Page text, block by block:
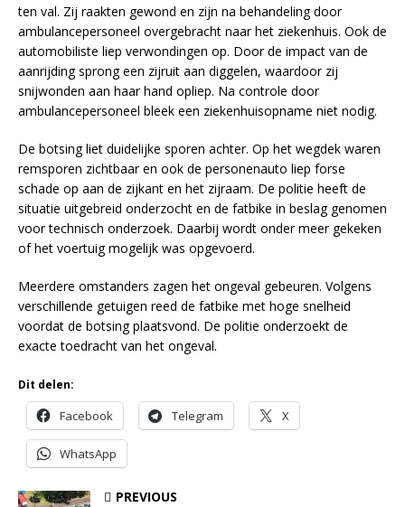
ten val. Zij raakten gewond en zijn na behandeling door
ambulancepersoneel overgebracht naar het ziekenhuis. Ook de
automobiliste liep verwondingen op. Door de impact van de
aanrijding sprong een zijruit aan diggelen, waardoor zij
snijwonden aan haar hand opliep. Na controle door
ambulancepersoneel bleek een ziekenhuisopname niet nodig.
De botsing liet duidelijke sporen achter. Op het wegdek waren
remsporen zichtbaar en ook de personenauto liep forse
schade op aan de zijkant en het zijraam. De politie heeft de
situatie uitgebreid onderzocht en de fatbike in beslag genomen
voor technisch onderzoek. Daarbij wordt onder meer gekeken
of het voertuig mogelijk was opgevoerd.
Meerdere omstanders zagen het ongeval gebeuren. Volgens
verschillende getuigen reed de fatbike met hoge snelheid
voordat de botsing plaatsvond. De politie onderzoekt de
exacte toedracht van het ongeval.
Dit delen:
Facebook Telegram X
WhatsApp
PREVIOUS